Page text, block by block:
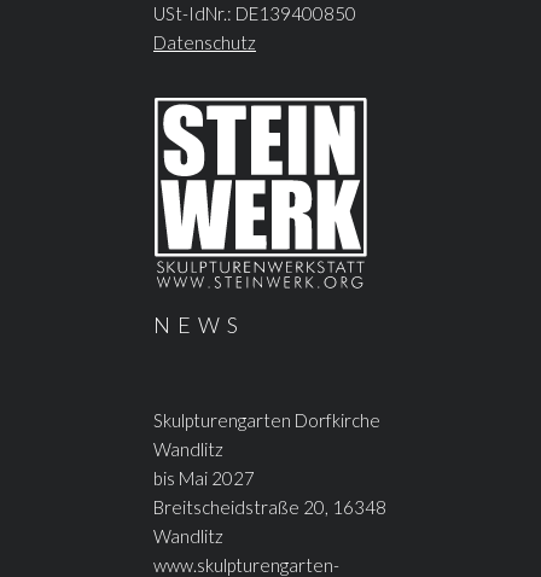
USt-IdNr.: DE139400850
Datenschutz
NEWS
Skulpturengarten Dorfkirche
Wandlitz
bis Mai 2027
Breitscheidstraße 20, 16348
Wandlitz
www.skulpturengarten-